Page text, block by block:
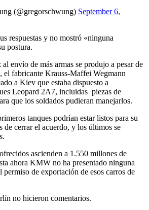
(@gregorschwung) September 6,
respuestas y no mostró «ninguna
postura.
envío de más armas se produjo a pesar de
el fabricante Krauss-Maffei Wegmann
a Kiev que estaba dispuesto a
Leopard 2A7, incluidas piezas de
que los soldados pudieran manejarlos.
tanques podrían estar listos para su
de cerrar el acuerdo, y los últimos se
ascienden a 1.550 millones de
ahora KMW no ha presentado ninguna
de exportación de esos carros de
no hicieron comentarios.